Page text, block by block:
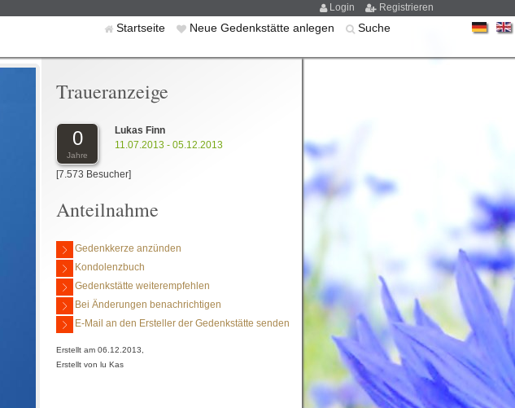
Login Registrieren
Startseite Neue Gedenkstätte anlegen Suche
Traueranzeige
0
Jahre
Lukas Finn
11.07.2013 - 05.12.2013
[7.573 Besucher]
Anteilnahme
Gedenkkerze anzünden
Kondolenzbuch
Gedenkstätte weiterempfehlen
Bei Änderungen benachrichtigen
E-Mail an den Ersteller der Gedenkstätte senden
Erstellt am 06.12.2013,
Erstellt von lu Kas